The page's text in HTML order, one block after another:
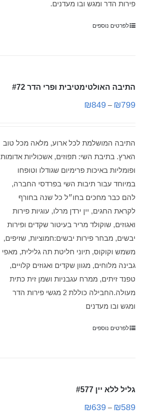
פירות הדר ומגש ובו מעדנים.
לפרטים נוספים
התיבה האולטימטיבית ופרי הדר #72
₪799
–
₪849
התיבה המושלמת לכל ארוע, מלאה מכל טוב
הארץ. בתיבת השי: תפוזים, אשכוליות אדומות
ופומליות באיכות פרימיום שגודלו וטופחו
במיוחד עבור תיבות השי בפרדסי החברה,
להם כבר מחכים בחו״ל כל שנה בחורף
לקראת החגים, יין ירדן מרלו, עוגיות פירות
ואגוזים, שוקולד מריר בעיטור שקדים ופירות
יבשים, מבחר פירות יבשים:חמוציות, שזיפים,
משמש וקוקוס, תיוני חליטת תה גלילית, מאפי
גבינה מלוחים, מגוון שקדים ואגוזים קלויים,
טפנד זיתים, ממרח עגבניות ושמן זית כתית
מעולה.החבילה כוללת 2 מגשי פירות הדר
ומגש ובו מעדנים
לפרטים נוספים
גליל ללא יין #577
₪589
–
₪639